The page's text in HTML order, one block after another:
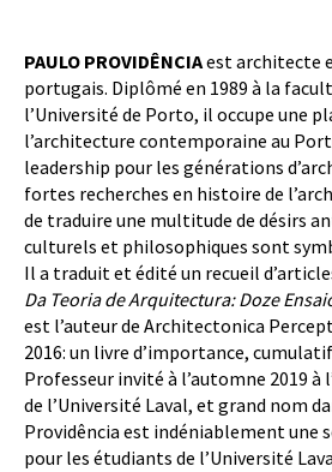
PAULO PROVIDÊNCIAest architecte
portugais. Diplômé en 1989 à la
l’Université de Porto, il occupe une
l’architecture contemporaine au
leadership pour les générations
fortes recherches en histoire de
de traduire une multitude de désirs
culturels et philosophiques sont
Il a traduit et édité un recueil
Da Teoria de Arquitectura: Doze
est l’auteur de Architectonica
2016: un livre d’importance,
Professeur invité à l’automne 2019 à
de l’Université Laval, et grand nom
Providência est indéniablement une
pour les étudiants de l’Université